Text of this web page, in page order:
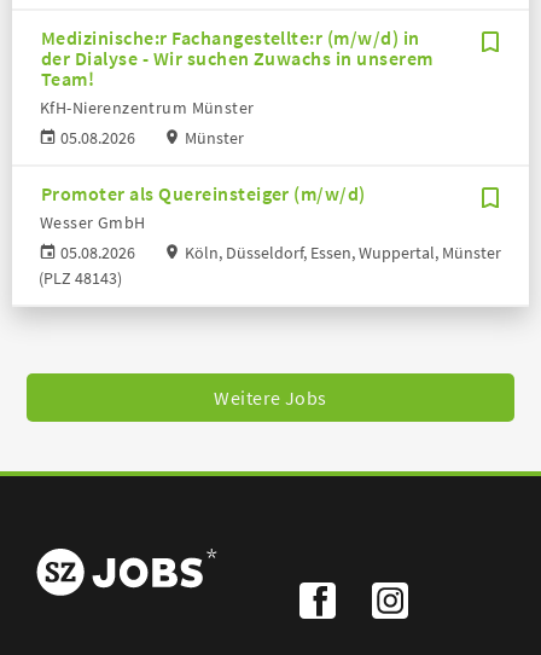
Medizinische:r Fachangestellte:r (m/w/d) in
der Dialyse - Wir suchen Zuwachs in unserem
Team!
05.08.2026
KfH-Nierenzentrum Münster
Münster
Promoter als Quereinsteiger (m/w/d)
05.08.2026
Wesser GmbH
Köln, Düsseldorf, Essen, Wuppertal, Münster
(PLZ 48143)
Weitere Jobs